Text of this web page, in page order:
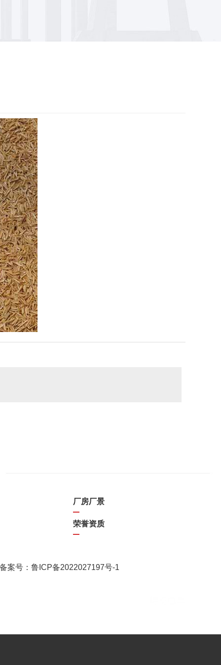
厂房厂景
荣誉资质
备案号： 鲁ICP备2022027197号-1